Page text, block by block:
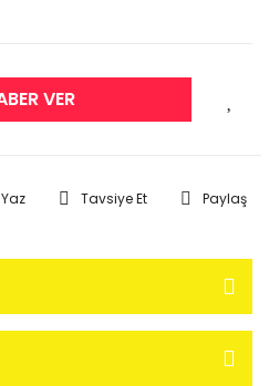
VER
Tavsiye Et Paylaş